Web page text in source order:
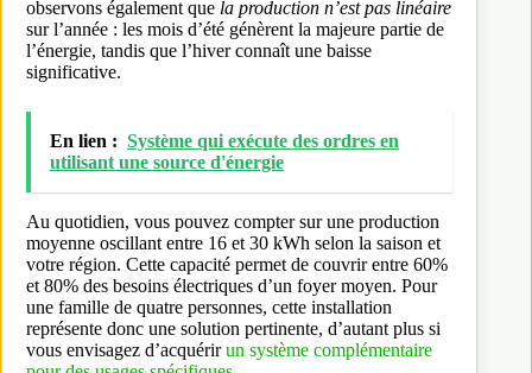
observons également que la production n’est pas linéaire
sur l’année : les mois d’été génèrent la majeure partie de
l’énergie, tandis que l’hiver connaît une baisse
significative.
En lien : Système qui exécute des ordres en
utilisant une source d'énergie​
Au quotidien, vous pouvez compter sur une production
moyenne oscillant entre 16 et 30 kWh selon la saison et
votre région. Cette capacité permet de couvrir entre 60%
et 80% des besoins électriques d’un foyer moyen. Pour
une famille de quatre personnes, cette installation
représente donc une solution pertinente, d’autant plus si
vous envisagez d’acquérirun système complémentaire